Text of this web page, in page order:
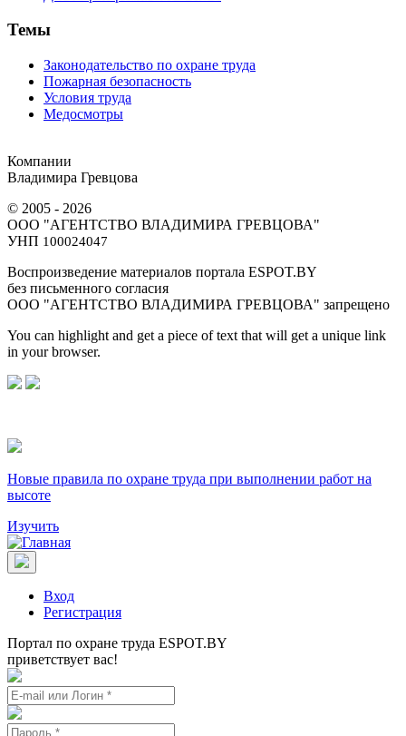
Темы
Законодательство по охране труда
Пожарная безопасность
Условия труда
Медосмотры
Компании
Владимира Гревцова
© 2005 - 2026
ООО "АГЕНТСТВО ВЛАДИМИРА ГРЕВЦОВА"
УНП 100024047
Воспроизведение материалов портала ESPOT.BY
без письменного согласия
OOO "АГЕНТСТВО ВЛАДИМИРА ГРЕВЦОВА" запрещено
You can highlight and get a piece of text that will get a unique link
in your browser.
Новые правила по охране труда при выполнении работ на
высоте
Изучить
Вход
Регистрация
Портал по охране труда ESPOT.BY
приветствует вас!